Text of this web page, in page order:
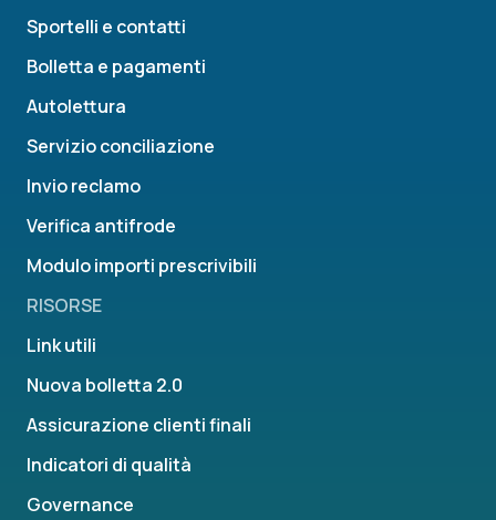
Sportelli e contatti
Bolletta e pagamenti
Autolettura
Servizio conciliazione
Invio reclamo
Verifica antifrode
Modulo importi prescrivibili
RISORSE
Link utili
Nuova bolletta 2.0
Assicurazione clienti finali
Indicatori di qualità
Governance